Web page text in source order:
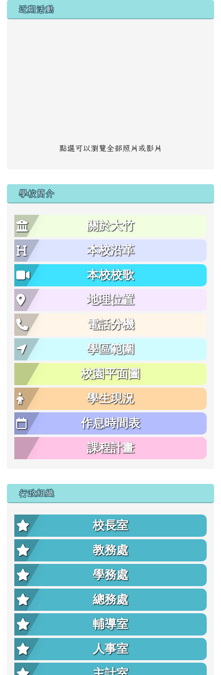
左邊區域內容
近期活動
點選可以瀏覽全部照片或影片
學校簡介
關於大竹
本校沿革
本校校歌
地理位置
電話分機
學區範圍
校園平面圖
學生現況
作息時間表
課程計畫
行政組織
校長室
教務處
學務處
總務處
輔導室
人事室